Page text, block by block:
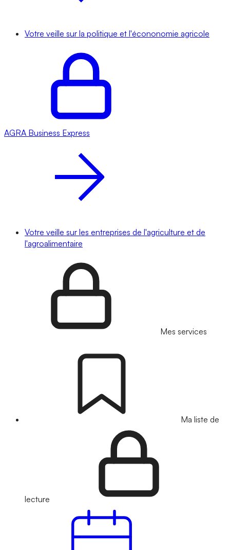
Votre veille sur la politique et l'écononomie agricole
AGRA Business Express
Votre veille sur les entreprises de l'agriculture et de
l'agroalimentaire
Mes services
Ma liste de
lecture